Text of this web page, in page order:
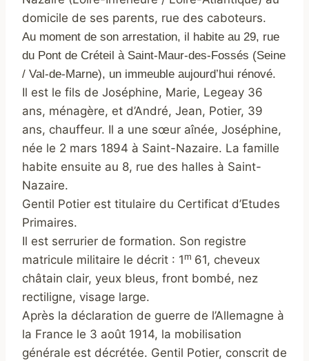
domicile de ses parents, rue des caboteurs.
Au moment de son arrestation, il habite au 29, rue
du Pont de Créteil à Saint-Maur-des-Fossés (Seine
/ Val-de-Marne), un immeuble aujourd’hui rénové.
Il est le fils de Joséphine, Marie, Legeay 36
ans, ménagère, et d’André, Jean, Potier, 39
ans, chauffeur. Il a une sœur aînée, Joséphine,
née le 2 mars 1894 à Saint-Nazaire. La famille
habite ensuite au 8, rue des halles à Saint-
Nazaire.
Gentil Potier est titulaire du Certificat d’Etudes
Primaires.
Il est serrurier de formation. Son registre
matricule militaire le décrit : 1m 61, cheveux
châtain clair, yeux bleus, front bombé, nez
rectiligne, visage large.
Après la déclaration de guerre de l’Allemagne à
la France le 3 août 1914, la mobilisation
générale est décrétée. Gentil Potier, conscrit de